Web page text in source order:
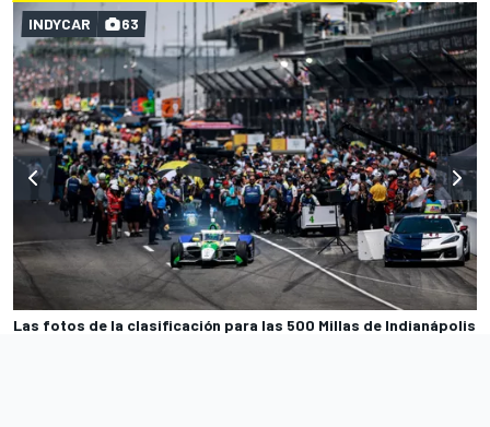
Las fotos de la clasificación para las 500 Millas de Indianápolis
INDYCAR 63